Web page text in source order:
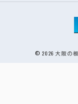
© 2026 大阪の板